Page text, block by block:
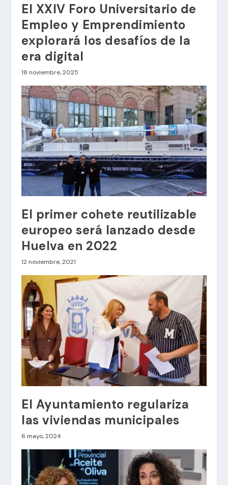
El XXIV Foro Universitario de
Empleo y Emprendimiento
explorará los desafíos de la
era digital
18 noviembre, 2025
El primer cohete reutilizable
europeo será lanzado desde
Huelva en 2022
12 noviembre, 2021
El Ayuntamiento regulariza
las viviendas municipales
6 mayo, 2024